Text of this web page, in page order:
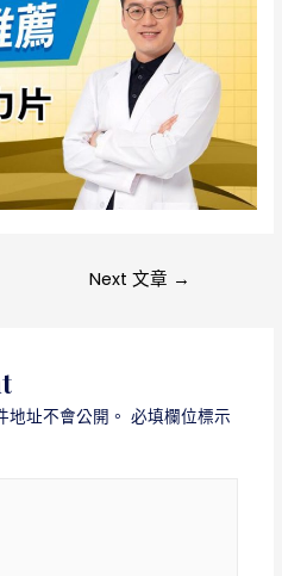
Next 文章 →
址不會公開。 必填欄位標示